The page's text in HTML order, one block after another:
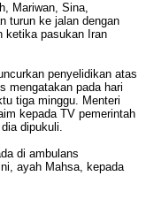
Mariwan, Sina,
turun ke jalan dengan
ketika pasukan Iran
penyelidikan atas
mengatakan pada hari
tiga minggu. Menteri
kepada TV pemerintah
dipukuli.
di ambulans
ayah Mahsa, kepada